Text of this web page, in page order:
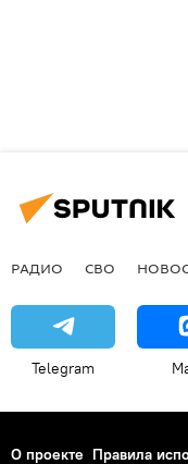
РАДИО СВО
Telegram
О проекте Правила